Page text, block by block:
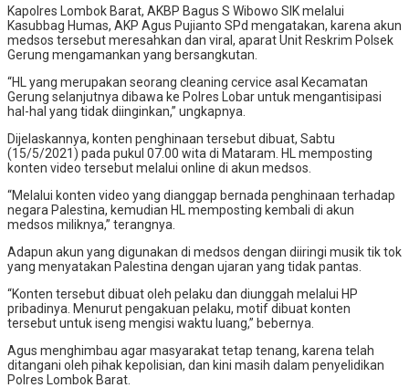
Kapolres Lombok Barat, AKBP Bagus S Wibowo SIK melalui
Kasubbag Humas, AKP Agus Pujianto SPd mengatakan, karena akun
medsos tersebut meresahkan dan viral, aparat Unit Reskrim Polsek
Gerung mengamankan yang bersangkutan.
“HL yang merupakan seorang cleaning cervice asal Kecamatan
Gerung selanjutnya dibawa ke Polres Lobar untuk mengantisipasi
hal-hal yang tidak diinginkan,” ungkapnya.
Dijelaskannya, konten penghinaan tersebut dibuat, Sabtu
(15/5/2021) pada pukul 07.00 wita di Mataram. HL memposting
konten video tersebut melalui online di akun medsos.
“Melalui konten video yang dianggap bernada penghinaan terhadap
negara Palestina, kemudian HL memposting kembali di akun
medsos miliknya,” terangnya.
Adapun akun yang digunakan di medsos dengan diiringi musik tik tok
yang menyatakan Palestina dengan ujaran yang tidak pantas.
“Konten tersebut dibuat oleh pelaku dan diunggah melalui HP
pribadinya. Menurut pengakuan pelaku, motif dibuat konten
tersebut untuk iseng mengisi waktu luang,” bebernya.
Agus menghimbau agar masyarakat tetap tenang, karena telah
ditangani oleh pihak kepolisian, dan kini masih dalam penyelidikan
Polres Lombok Barat.